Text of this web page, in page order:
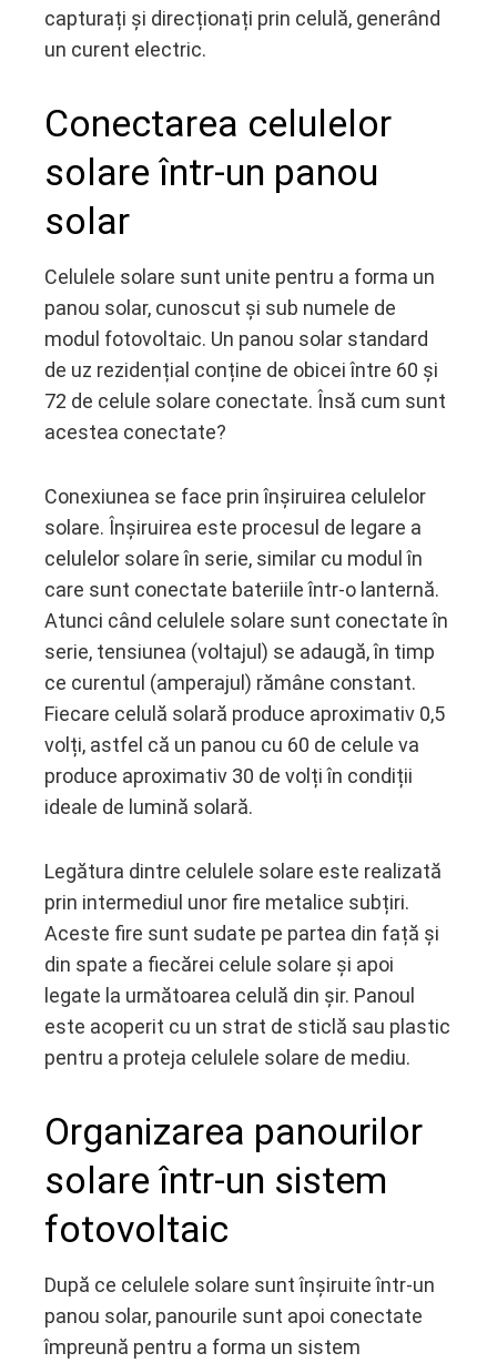
capturați și direcționați prin celulă, generând
un curent electric.
Conectarea celulelor
solare într-un panou
solar
Celulele solare sunt unite pentru a forma un
panou solar, cunoscut și sub numele de
modul fotovoltaic. Un panou solar standard
de uz rezidențial conține de obicei între 60 și
72 de celule solare conectate. Însă cum sunt
acestea conectate?
Conexiunea se face prin înșiruirea celulelor
solare. Înșiruirea este procesul de legare a
celulelor solare în serie, similar cu modul în
care sunt conectate bateriile într-o lanternă.
Atunci când celulele solare sunt conectate în
serie, tensiunea (voltajul) se adaugă, în timp
ce curentul (amperajul) rămâne constant.
Fiecare celulă solară produce aproximativ 0,5
volți, astfel că un panou cu 60 de celule va
produce aproximativ 30 de volți în condiții
ideale de lumină solară.
Legătura dintre celulele solare este realizată
prin intermediul unor fire metalice subțiri.
Aceste fire sunt sudate pe partea din față și
din spate a fiecărei celule solare și apoi
legate la următoarea celulă din șir. Panoul
este acoperit cu un strat de sticlă sau plastic
pentru a proteja celulele solare de mediu.
Organizarea panourilor
solare într-un sistem
fotovoltaic
După ce celulele solare sunt înșiruite într-un
panou solar, panourile sunt apoi conectate
împreună pentru a forma un sistem